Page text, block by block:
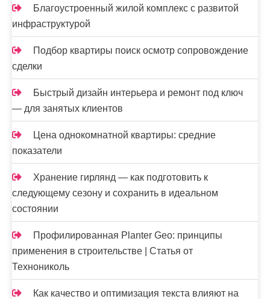
Благоустроенный жилой комплекс с развитой
инфраструктурой
Подбор квартиры поиск осмотр сопровождение
сделки
Быстрый дизайн интерьера и ремонт под ключ
— для занятых клиентов
Цена однокомнатной квартиры: средние
показатели
Хранение гирлянд — как подготовить к
следующему сезону и сохранить в идеальном
состоянии
Профилированная Planter Geo: принципы
применения в строительстве | Статья от
Технониколь
Как качество и оптимизация текста влияют на